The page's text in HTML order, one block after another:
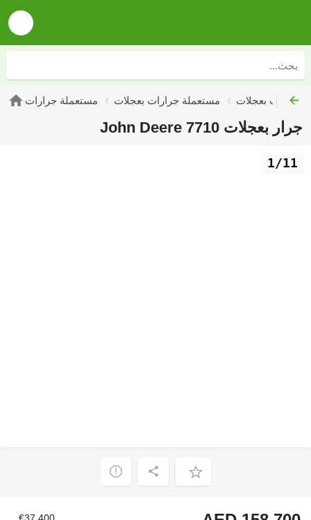
مستعملة جرارات مستعملة جرارات بعجلات
جرار بعجلات John Deere 7710
1/11